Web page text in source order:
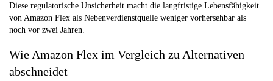
Diese regulatorische Unsicherheit macht die langfristige Lebensfähigkeit
von Amazon Flex als Nebenverdienstquelle weniger vorhersehbar als
noch vor zwei Jahren.
Wie Amazon Flex im Vergleich zu Alternativen
abschneidet